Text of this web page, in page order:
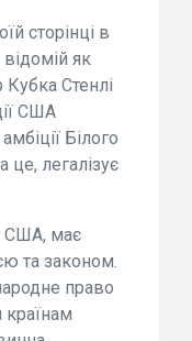
сторінці в
як
Стенлі
США
Білого
легалізує
США, має
та законом.
право